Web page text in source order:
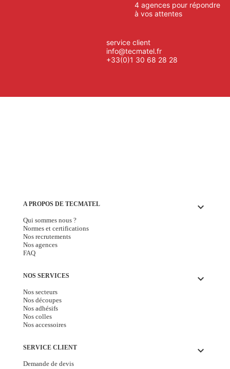
4 agences pour répondre
à vos attentes
service client
info@tecmatel.fr
+33(0)1 30 68 28 28
A PROPOS DE TECMATEL keyboard_arrow_down
Qui sommes nous ?
Normes et certifications
Nos recrutements
Nos agences
FAQ
NOS SERVICES keyboard_arrow_down
Nos secteurs
Nos découpes
Nos adhésifs
Nos colles
Nos accessoires
SERVICE CLIENT keyboard_arrow_down
Demande de devis